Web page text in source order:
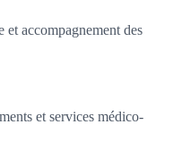
accompagnement des
et services médico-